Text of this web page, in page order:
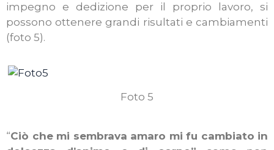
impegno e dedizione per il proprio lavoro, si
possono ottenere grandi risultati e cambiamenti
(foto 5).
Foto 5
“Ciò che mi sembrava amaro mi fu cambiato in